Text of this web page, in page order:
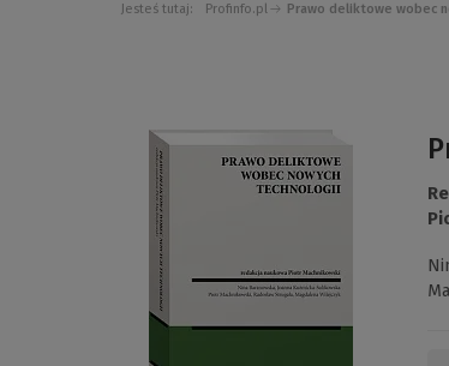
Jesteś tutaj: Profinfo.pl Prawo deliktowe wobec